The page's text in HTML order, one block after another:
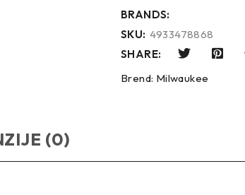
BRANDS:
SKU: 4933478868
SHARE:
Brend: Milwaukee
(0)